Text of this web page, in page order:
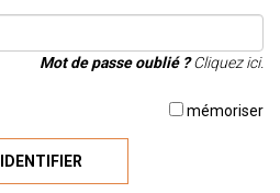
Mot de passe oublié ?Cliquez ici.
mémoriser